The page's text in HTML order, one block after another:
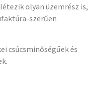
olyan üzemrész is,
szerűen
csúcsminőségűek és